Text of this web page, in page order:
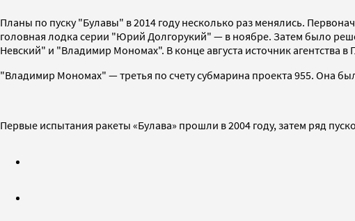
Планы по пуску "Булавы" в 2014 году несколько раз менялись.
головная лодка серии "Юрий Долгорукий" — в ноябре. Затем было
Невский" и "Владимир Мономах". В конце августа источник
"Владимир Мономах" — третья по счету субмарина проекта 955. Она
Первые испытания ракеты «Булава» прошли в 2004 году, затем ряд